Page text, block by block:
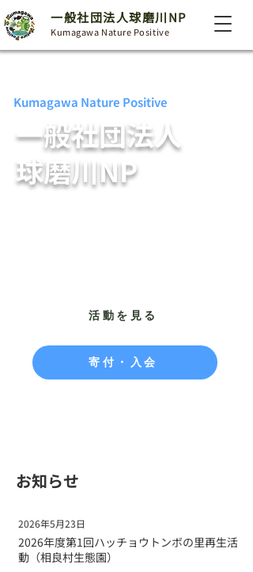
一般社団法人球磨川NP
Kumagawa Nature Positive
一般社団法人
球磨川NP
Kumagawa Nature Positive
活動を見る
寄付・入会
お知らせ
2026年5月23日
2026年度第1回ハッチョウトンボの里再生活
動（相良村生態園）